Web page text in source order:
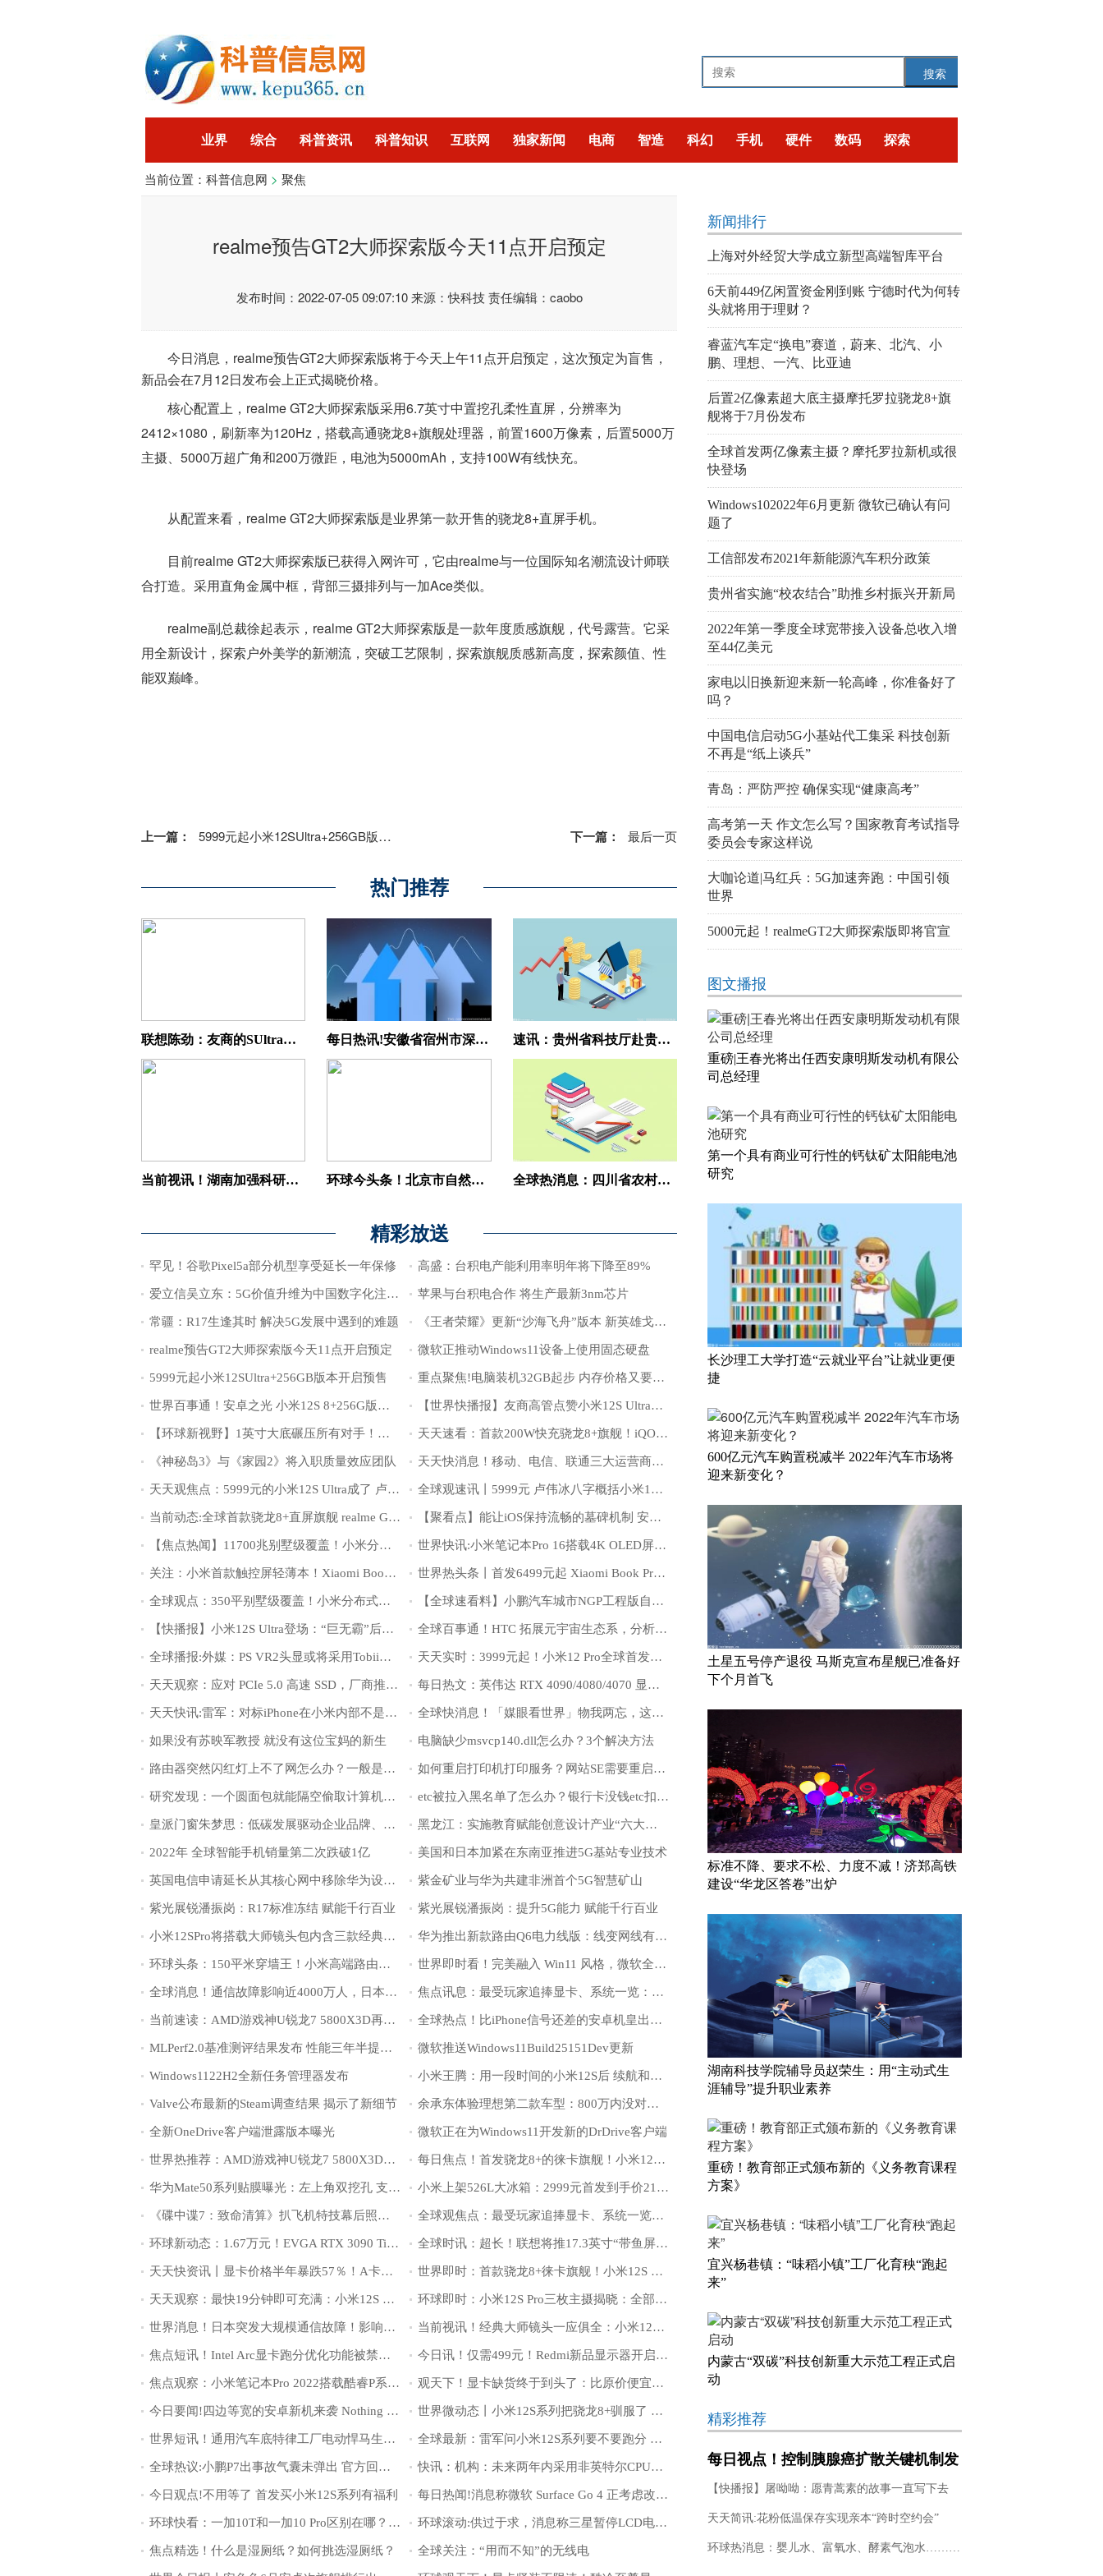
搜索
业界 综合 科普资讯 科普知识 互联网 独家新闻 电商 智造 科幻 手机 硬件 数码 探索
智能 企业 游戏
当前位置： 科普信息网 > 聚焦
realme预告GT2大师探索版今天11点开启预定
发布时间：2022-07-05 09:07:10 来源：快科技 责任编辑：caobo
今日消息，realme预告GT2大师探索版将于今天上午11点开启预定，这次预定为盲售，
新品会在7月12日发布会上正式揭晓价格。
核心配置上，realme GT2大师探索版采用6.7英寸中置挖孔柔性直屏，分辨率为
2412×1080，刷新率为120Hz，搭载高通骁龙8+旗舰处理器，前置1600万像素，后置5000万
主摄、5000万超广角和200万微距，电池为5000mAh，支持100W有线快充。
从配置来看，realme GT2大师探索版是业界第一款开售的骁龙8+直屏手机。
目前realme GT2大师探索版已获得入网许可，它由realme与一位国际知名潮流设计师联
合打造。采用直角金属中框，背部三摄排列与一加Ace类似。
realme副总裁徐起表示，realme GT2大师探索版是一款年度质感旗舰，代号露营。它采
用全新设计，探索户外美学的新潮流，突破工艺限制，探索旗舰质感新高度，探索颜值、性
能双巅峰。
上一篇： 5999元起小米12SUltra+256GB版本开启预售 下一篇： 最后一页
热门推荐
联想陈劲：友商的SUltra确实有看点 每日热讯!安徽省宿州市深入推动财政科研经费管理改革 速讯：贵州省科技厅赴贵州轻工职业技术学院调研
当前视讯！湖南加强科研资金监管合作 环球今头条！北京市自然科学基金委员会办公室组织多场项目申报政策宣讲会 全球热消息：四川省农村科技四大举措保就业
精彩放送
罕见！谷歌Pixel5a部分机型享受延长一年保修 高盛：台积电产能利用率明年将下降至89%
爱立信吴立东：5G价值升维为中国数字化注入更多可能 苹果与台积电合作 将生产最新3nm芯片
常疆：R17生逢其时 解决5G发展中遇到的难题 《王者荣耀》更新“沙海飞舟”版本 新英雄戈娅即将上线
realme预告GT2大师探索版今天11点开启预定 微软正推动Windows11设备上使用固态硬盘
5999元起小米12SUltra+256GB版本开启预售 重点聚焦!电脑装机32GB起步 内存价格又要便宜了：跌幅超预期
世界百事通！安卓之光 小米12S 8+256G版抢购一空：5999元 【世界快播报】友商高管点赞小米12S Ultra：有看点 影像用心堆料
【环球新视野】1英寸大底碾压所有对手！小米12S Ultra评测：徕卡加持 全焦段无死角随拍 天天速看：首款200W快充骁龙8+旗舰！iQOO 10系列官宣：马上来
《神秘岛3》与《家园2》将入职质量效应团队 天天快消息！移动、电信、联通三大运营商首次联合：三名董事长聚一起了
天天观焦点：5999元的小米12S Ultra成了 卢伟冰：卖得最好 全球观速讯丨5999元 卢伟冰八字概括小米12S Ultra：巅峰影像 安卓之光
当前动态:全球首款骁龙8+直屏旗舰 realme GT2大师探索版开启预定 【聚看点】能让iOS保持流畅的墓碑机制 安卓也有了！
【焦点热闻】11700兆别墅级覆盖！小米分布式Wi-Fi 6路由HomeWiFi发布 世界快讯:小米笔记本Pro 16搭载4K OLED屏：手机、笔记本首次色彩统一
关注：小米首款触控屏轻薄本！Xiaomi Book Pro 14 2022图赏 世界热头条丨首发6499元起 Xiaomi Book Pro 16 2022笔记本发布：4K OLED大师屏
全球观点：350平别墅级覆盖！小米分布式Wi-Fi 6路由HomeWiFi图赏 【全球速看料】小鹏汽车城市NGP工程版自动驾驶展示：广州市区 26 公里 0 接管
【快播报】小米12S Ultra登场：“巨无霸”后摄模组、没有可乐标 全球百事通！HTC 拓展元宇宙生态系，分析称预计今年到 2024 年仍亏损
全球播报:外媒：PS VR2头显或将采用Tobii眼球追踪技术控制游戏 天天实时：3999元起！小米12 Pro全球首发天玑9000+：和骁龙8+版完全不同
天天观察：应对 PCIe 5.0 高速 SSD，厂商推出 M.2 塔式散热器 每日热文：英伟达 RTX 4090/4080/4070 显卡规格最新爆料汇总
天天快讯:雷军：对标iPhone在小米内部不是口号 差距正在拉近 全球快消息！「媒眼看世界」物我两忘，这种“心流体验”你有吗？
如果没有苏映军教授 就没有这位宝妈的新生 电脑缺少msvcp140.dll怎么办？3个解决方法
路由器突然闪红灯上不了网怎么办？一般是这5种原因导致的 如何重启打印机打印服务？网站SE需要重启打印机的几种情况
研究发现：一个圆面包就能隔空偷取计算机的密钥？ etc被拉入黑名单了怎么办？银行卡没钱etc扣款失败怎么补缴?
皇派门窗朱梦思：低碳发展驱动企业品牌、制造和产品升级 黑龙江：实施教育赋能创意设计产业“六大行动”
2022年 全球智能手机销量第二次跌破1亿 美国和日本加紧在东南亚推进5G基站专业技术
英国电信申请延长从其核心网中移除华为设备的期限 紫金矿业与华为共建非洲首个5G智慧矿山
紫光展锐潘振岗：R17标准冻结 赋能千行百业 紫光展锐潘振岗：提升5G能力 赋能千行百业
小米12SPro将搭载大师镜头包内含三款经典镜头 华为推出新款路由Q6电力线版：线变网线有电就有好Fi
环球头条：150平米穿墙王！小米高端路由器来了：开机自动连接 世界即时看！完美融入 Win11 风格，微软全新 OneDrive 客户端意外曝光
全球消息！通信故障影响近4000万人，日本第二大移动运营商KDDI恢复作业完成 焦点讯息：最受玩家追捧显卡、系统一览：CPU上AMD继续抢占Intel份额
当前速读：AMD游戏神U锐龙7 5800X3D再升级：免费解锁5％额外性能 全球热点！比iPhone信号还差的安卓机皇出现了 6000元的Pixel 6 Pro被批连不上网
MLPerf2.0基准测评结果发布 性能三年半提高23倍 微软推送Windows11Build25151Dev更新
Windows1122H2全新任务管理器发布 小米王腾：用一段时间的小米12S后 续航和发热控制更好
Valve公布最新的Steam调查结果 揭示了新细节 余承东体验理想第二款车型：800万内没对手了
全新OneDrive客户端泄露版本曝光 微软正在为Windows11开发新的DrDrive客户端
世界热推荐：AMD游戏神U锐龙7 5800X3D再升级：免费解锁5%额外性能 每日焦点！首发骁龙8+的徕卡旗舰！小米12S系列未发先火：超100万人预约
华为Mate50系列贴膜曝光：左上角双挖孔 支持人脸识别 小米上架526L大冰箱：2999元首发到手价2199元
《碟中谍7：致命清算》扒飞机特技幕后照曝光 全球观焦点：最受玩家追捧显卡、系统一览：CPU上AMD继续抢占Intel份额
环球新动态：1.67万元！EVGA RTX 3090 Ti终极卡皇终于开卖：白送1600W电源 全球时讯：超长！联想将推17.3英寸“带鱼屏”笔记本：还带8英寸副屏
天天快资讯丨显卡价格半年暴跌57％！A卡几乎全线破发 世界即时：首款骁龙8+徕卡旗舰！小米12S Pro重要规格公布：顶级2K E5屏
天天观察：最快19分钟即可充满：小米12S Pro搭载120W超级快充 环球即时：小米12S Pro三枚主摄揭晓：全部5000万像素 三颗徕卡
世界消息！日本突发大规模通信故障！影响近4000万人 当前视讯！经典大师镜头一应俱全：小米12S Pro搭载徕卡大师镜头包
焦点短讯！Intel Arc显卡跑分优化功能被禁用：能跟AMD/NV公平竞争了 今日讯！仅需499元！Redmi新品显示器开启预售：21.5英寸、支持DC调光
焦点观察：小米笔记本Pro 2022搭载酷睿P系列处理器：多核性能比11代i5提升76% 观天下！显卡缺货终于到头了：比原价便宜2000块拿下3090Ti
今日要闻!四边等宽的安卓新机来袭 Nothing Phone 1展望：卖2600多元 世界微动态丨小米12S系列把骁龙8+驯服了 产品经理：用户上手后一定会给好评
世界短讯！通用汽车底特律工厂电动悍马生产缓慢，日产量仅12辆 全球最新：雷军问小米12S系列要不要跑分 网友投票建议跑《原神》
全球热议:小鹏P7出事故气囊未弹出 官方回应：事发后车门可解锁打开 快讯：机构：未来两年内采用非英特尔CPU的服务器出货量份额将大幅上升
今日观点!不用等了 首发买小米12S系列有福利 每日热闻!消息称微软 Surface Go 4 正考虑改用 Arm 处理器
环球快看：一加10T和一加10 Pro区别在哪？一文提前了解 环球滚动:供过于求，消息称三星暂停LCD电视面板采购
焦点精选！什么是湿厕纸？如何挑选湿厕纸？ 全球关注：“用而不知”的无线电
新闻排行
上海对外经贸大学成立新型高端智库平台
6天前449亿闲置资金刚到账 宁德时代为何转
头就将用于理财？
睿蓝汽车定“换电”赛道，蔚来、北汽、小
鹏、理想、一汽、比亚迪
后置2亿像素超大底主摄摩托罗拉骁龙8+旗
舰将于7月份发布
全球首发两亿像素主摄？摩托罗拉新机或很
快登场
Windows102022年6月更新 微软已确认有问
题了
工信部发布2021年新能源汽车积分政策
贵州省实施“校农结合”助推乡村振兴开新局
2022年第一季度全球宽带接入设备总收入增
至44亿美元
家电以旧换新迎来新一轮高峰，你准备好了
吗？
中国电信启动5G小基站代工集采 科技创新
不再是“纸上谈兵”
青岛：严防严控 确保实现“健康高考”
高考第一天 作文怎么写？国家教育考试指导
委员会专家这样说
大咖论道|马红兵：5G加速奔跑：中国引领
世界
5000元起！realmeGT2大师探索版即将官宣
图文播报
重磅|王春光将出任西安康明斯发动机有限公
司总经理
第一个具有商业可行性的钙钛矿太阳能电池
研究
长沙理工大学打造“云就业平台”让就业更便
捷
600亿元汽车购置税减半 2022年汽车市场将
迎来新变化？
土星五号停产退役 马斯克宣布星舰已准备好
下个月首飞
标准不降、要求不松、力度不减！济郑高铁
建设“华龙区答卷”出炉
湖南科技学院辅导员赵荣生：用“主动式生
涯辅导”提升职业素养
重磅！教育部正式颁布新的《义务教育课程
方案》
宜兴杨巷镇：“味稻小镇”工厂化育秧“跑起
来”
内蒙古“双碳”科技创新重大示范工程正式启
动
精彩推荐
每日视点！控制胰腺癌扩散关键机制发
现
【快播报】屠呦呦：愿青蒿素的故事一直写下去
天天简讯:花粉低温保存实现亲本“跨时空约会”
环球热消息：婴儿水、富氧水、酵素气泡水…… 关掉“高端水”滤镜，看看它们的真面目